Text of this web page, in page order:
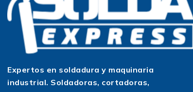
Expertos en soldadura y maquinaria
industrial. Soldadoras, cortadoras,